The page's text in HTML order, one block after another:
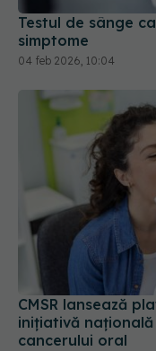
Testul de sânge
simptome
04 feb 2026, 10:04
CMSR lansează
inițiativă
cancerului oral